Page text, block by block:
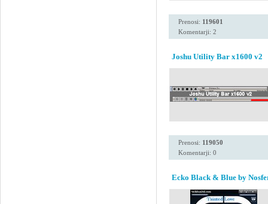
Prenosi: 119601
Komentarji: 2
Joshu Utility Bar x1600 v2
Prenosi: 119050
Komentarji: 0
Ecko Black & Blue by